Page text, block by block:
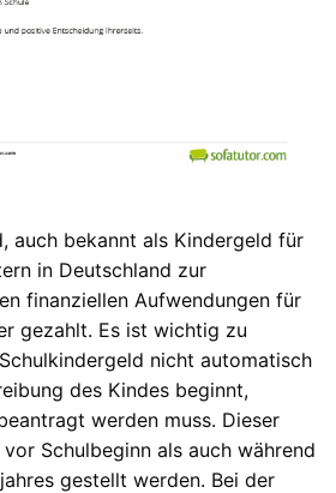
auch bekannt als Kindergeld für
in Deutschland zur
finanziellen Aufwendungen für
gezahlt. Es ist wichtig zu
nicht automatisch
des Kindes beginnt,
werden muss. Dieser
Schulbeginn als auch während
gestellt werden. Bei der